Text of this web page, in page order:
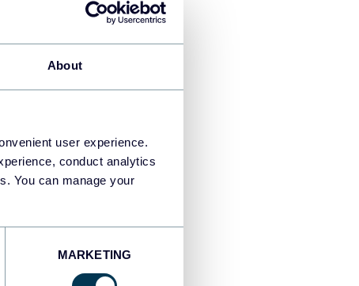
About
user experience.
conduct analytics
You can manage your
MARKETING
complexe
simples :
dessous. Si vous